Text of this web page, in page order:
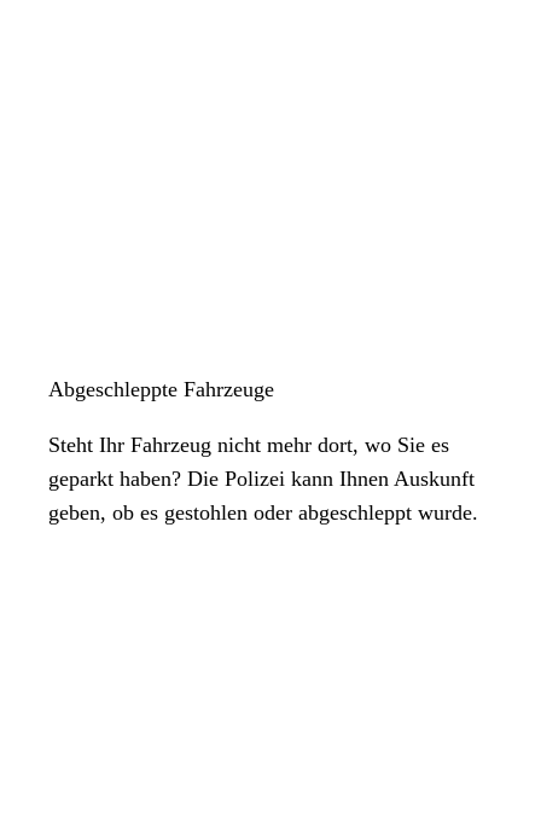
Abgeschleppte Fahrzeuge
Steht Ihr Fahrzeug nicht mehr dort, wo Sie es
geparkt haben? Die Polizei kann Ihnen Auskunft
geben, ob es gestohlen oder abgeschleppt wurde.